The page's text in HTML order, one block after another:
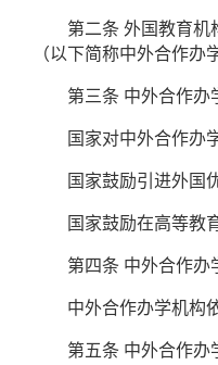
第二条 外国教育机
（以下简称中外合作办
第三条 中外合作办
国家对中外合作办学
国家鼓励引进外国优
国家鼓励在高等教育
第四条 中外合作办
中外合作办学机构依
第五条 中外合作办